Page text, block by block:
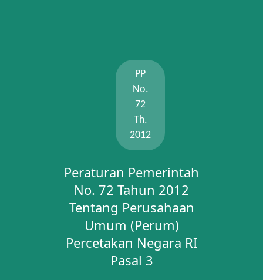
PP
No.
72
Th.
2012
Peraturan Pemerintah
No. 72 Tahun 2012
Tentang Perusahaan
Umum (Perum)
Percetakan Negara RI
Pasal 3